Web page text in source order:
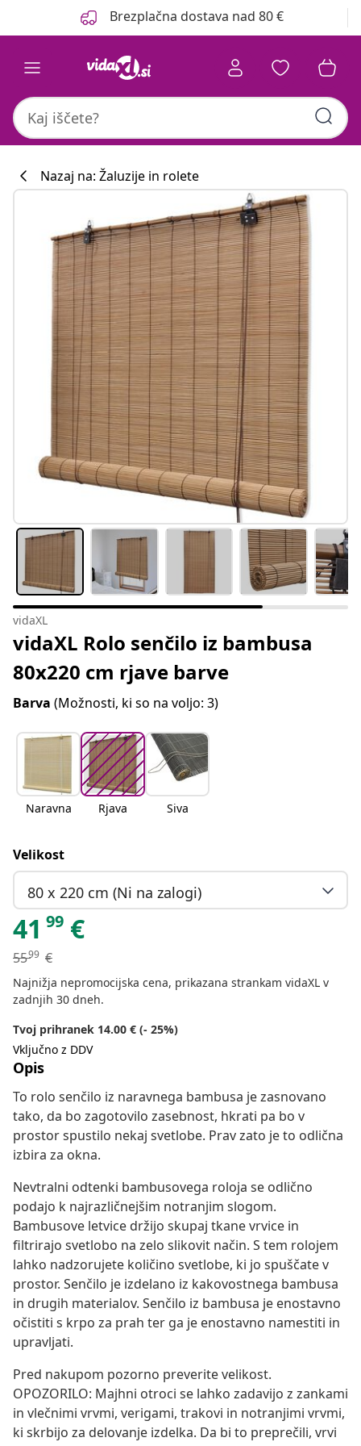
Brezplačna dostava nad 80 €
Nazaj na: Žaluzije in rolete
vidaXL
vidaXL Rolo senčilo iz bambusa
80x220 cm rjave barve
Barva (Možnosti, ki so na voljo: 3)
Naravna Rjava Siva
Velikost
80 x 220 cm (Ni na zalogi)
41 99 €
5599 €
Najnižja nepromocijska cena, prikazana strankam vidaXL v
zadnjih 30 dneh.
Tvoj prihranek 14.00 € (- 25%)
Vključno z DDV
Opis
To rolo senčilo iz naravnega bambusa je zasnovano
tako, da bo zagotovilo zasebnost, hkrati pa bo v
prostor spustilo nekaj svetlobe. Prav zato je to odlična
izbira za okna.
Nevtralni odtenki bambusovega roloja se odlično
podajo k najrazličnejšim notranjim slogom.
Bambusove letvice držijo skupaj tkane vrvice in
filtrirajo svetlobo na zelo slikovit način. S tem rolojem
lahko nadzorujete količino svetlobe, ki jo spuščate v
prostor. Senčilo je izdelano iz kakovostnega bambusa
in drugih materialov. Senčilo iz bambusa je enostavno
očistiti s krpo za prah ter ga je enostavno namestiti in
upravljati.
Pred nakupom pozorno preverite velikost.
OPOZORILO: Majhni otroci se lahko zadavijo z zankami
in vlečnimi vrvmi, verigami, trakovi in notranjimi vrvmi,
ki skrbijo za delovanje izdelka. Da bi to preprečili, vrvi